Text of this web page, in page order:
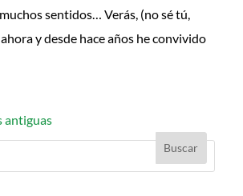
sentidos… Verás, (no sé tú,
y desde hace años he convivido
antiguas